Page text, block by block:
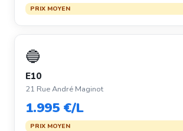
PRIX MOYEN
🔵
E10
21 Rue André Maginot
1.995 €/L
PRIX MOYEN